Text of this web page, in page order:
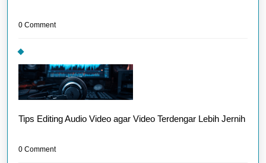
0 Comment
Tips Editing Audio Video agar Video Terdengar Lebih Jernih
0 Comment